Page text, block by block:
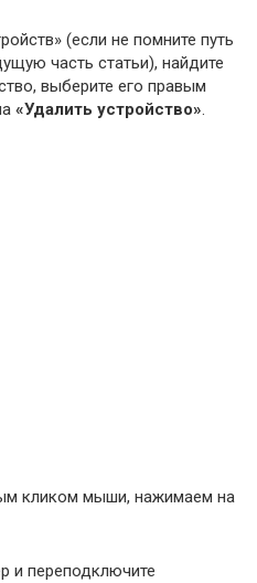
(если не помните путь
часть статьи), найдите
выберите его правым
«Удалить устройство».
кликом мыши, нажимаем на
и переподключите